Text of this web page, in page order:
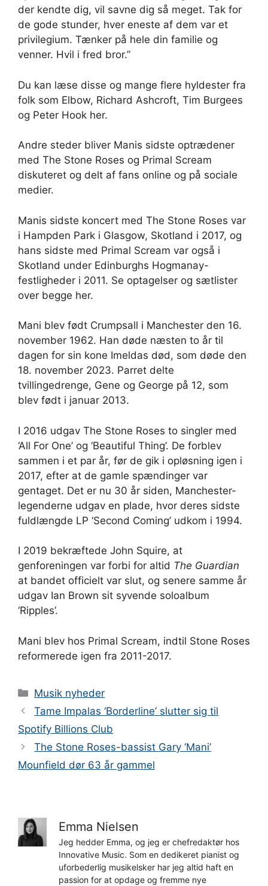
der kendte dig, vil savne dig så meget. Tak for
de gode stunder, hver eneste af dem var et
privilegium. Tænker på hele din familie og
venner. Hvil i fred bror.”
Du kan læse disse og mange flere hyldester fra
folk som Elbow, Richard Ashcroft, Tim Burgees
og Peter Hook her.
Andre steder bliver Manis sidste optrædener
med The Stone Roses og Primal Scream
diskuteret og delt af fans online og på sociale
medier.
Manis sidste koncert med The Stone Roses var
i Hampden Park i Glasgow, Skotland i 2017, og
hans sidste med Primal Scream var også i
Skotland under Edinburghs Hogmanay-
festligheder i 2011. Se optagelser og sætlister
over begge her.
Mani blev født Crumpsall i Manchester den 16.
november 1962. Han døde næsten to år til
dagen for sin kone Imeldas død, som døde den
18. november 2023. Parret delte
tvillingedrenge, Gene og George på 12, som
blev født i januar 2013.
I 2016 udgav The Stone Roses to singler med
‘All For One’ og ‘Beautiful Thing’. De forblev
sammen i et par år, før de gik i opløsning igen i
2017, efter at de gamle spændinger var
gentaget. Det er nu 30 år siden, Manchester-
legenderne udgav en plade, hvor deres sidste
fuldlængde LP ‘Second Coming’ udkom i 1994.
I 2019 bekræftede John Squire, at
genforeningen var forbi for altid The Guardian
at bandet officielt var slut, og senere samme år
udgav Ian Brown sit syvende soloalbum
‘Ripples’.
Mani blev hos Primal Scream, indtil Stone Roses
reformerede igen fra 2011-2017.
Kategorier
Musik nyheder
Tame Impalas ‘Borderline’ slutter sig til
Spotify Billions Club
The Stone Roses-bassist Gary ‘Mani’
Mounfield dør 63 år gammel
Emma Nielsen
Jeg hedder Emma, og jeg er chefredaktør hos
Innovative Music. Som en dedikeret pianist og
uforbederlig musikelsker har jeg altid haft en
passion for at opdage og fremme nye